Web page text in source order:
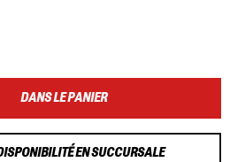
DANS LE PANIER
EN SUCCURSALE